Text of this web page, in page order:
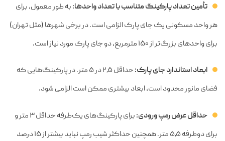
تأمین تعداد پارکینگ متناسب با تعداد واحدها:به طور معمول، برای
هر واحد مسکونی یک جای پارک الزامی است. در برخی شهرها (مثل تهران)
برای واحدهای بزرگ‌تر از ۱۵۰ مترمربع، دو جای پارک مورد نیاز است.
ابعاد استاندارد جای پارک:
حداقل ۲٫۵ در ۵ متر. در پارکینگ‌هایی که
فضای مانور محدود است، ابعاد بیشتری ممکن است الزامی شود.
حداقل عرض رمپ ورودی:
برای پارکینگ‌های یک‌طرفه حداقل ۳ متر و
برای دوطرفه ۵٫۵ متر. همچنین حداکثر شیب رمپ نباید بیشتر از ۱۵ درصد